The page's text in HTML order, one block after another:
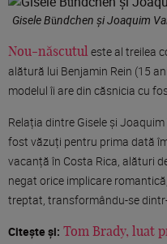
Gisele Bündchen și Joaquim
Nou-născutuleste al treilea
alătură lui Benjamin Rein (15
modelul îi are din căsnicia cu
Relația dintre Gisele și
fost văzuți pentru prima dată
vacanță în Costa Rica, alături
negat orice implicare
treptat, transformându-se
Citește și: Tom Brady, luat